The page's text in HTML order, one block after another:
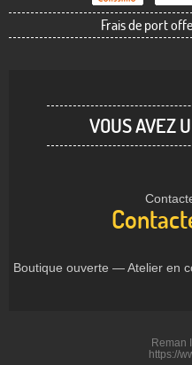
Frais de port
VOUS AVEZ
Boutique ouverte — Atelier en
Reman
https://